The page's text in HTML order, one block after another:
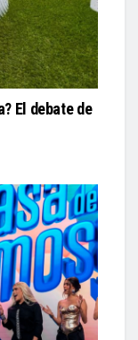
El debate de